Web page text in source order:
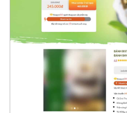
CHI TIẾT